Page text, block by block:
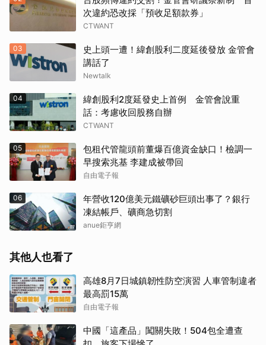
次違約恐改採「預收足額款券」
CTWANT
03
史上頭一遭！緯創股利二度延後發放 金管會
講話了
Newtalk
04
緯創股利2度延發史上首例 金管會說重
話：考慮收回股務自辦
CTWANT
05
包租代管龍頭前董爆百億資金缺口！檢調一
早搜索兆基 李建成被帶回
自由電子報
06
年營收120億美元鐵礦砂巨頭出事了？銀行
凍結帳戶、礦商急切割
anue鉅亨網
其他人也看了
高雄8月7日城鎮韌性防空演習 人車管制違者
最高罰15萬
自由電子報
中國「這產品」闖關失敗！504包全遭查